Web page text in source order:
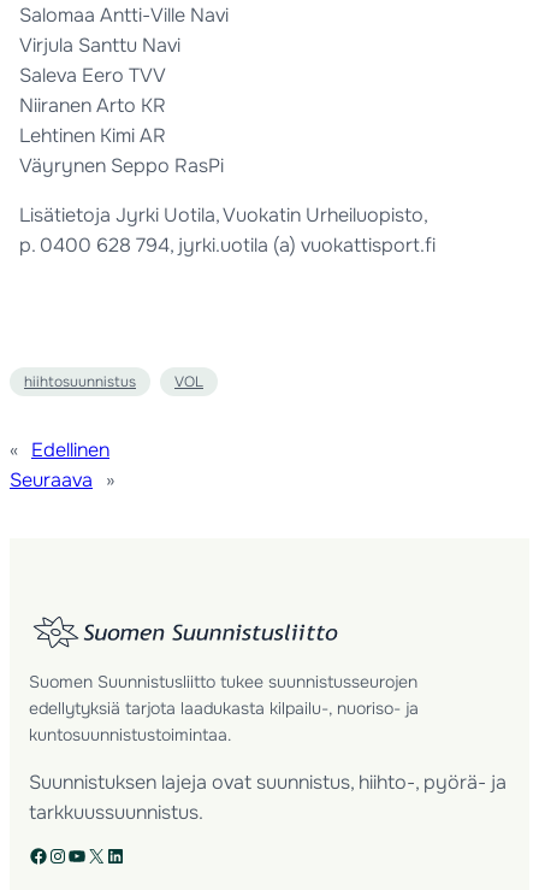
Salomaa Antti-Ville Navi
Virjula Santtu Navi
Saleva Eero TVV
Niiranen Arto KR
Lehtinen Kimi AR
Väyrynen Seppo RasPi
Lisätietoja Jyrki Uotila, Vuokatin Urheiluopisto,
p. 0400 628 794, jyrki.uotila (a) vuokattisport.fi
hiihtosuunnistus VOL
« Edellinen
Seuraava
»
Suomen Suunnistusliitto tukee suunnistusseurojen
edellytyksiä tarjota laadukasta kilpailu-, nuoriso- ja
kuntosuunnistustoimintaa.
Suunnistuksen lajeja ovat suunnistus, hiihto-, pyörä- ja
tarkkuussuunnistus.
Facebook Instagram YouTube X LinkedIn